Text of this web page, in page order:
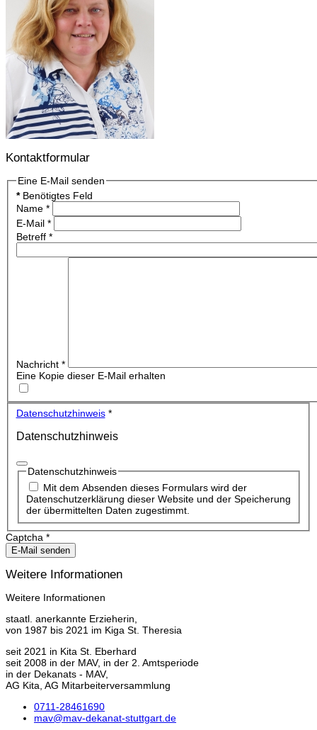
Kontaktformular
Eine E-Mail senden
*Benötigtes Feld
Name*
E-Mail*
Betreff*
Nachricht*
Eine Kopie dieser E-Mail erhalten
Datenschutzhinweis*
Datenschutzhinweis
Datenschutzhinweis
Mit dem Absenden dieses Formulars wird der
Datenschutzerklärung dieser Website und der Speicherung
der übermittelten Daten zugestimmt.
Captcha *
E-Mail senden
Weitere Informationen
Weitere Informationen
staatl. anerkannte Erzieherin,
von 1987 bis 2021 im Kiga St. Theresia
seit 2021 in Kita St. Eberhard
seit 2008 in der MAV, in der 2. Amtsperiode
in der Dekanats - MAV,
AG Kita, AG Mitarbeiterversammlung
0711-28461690
mav@mav-dekanat-stuttgart.de